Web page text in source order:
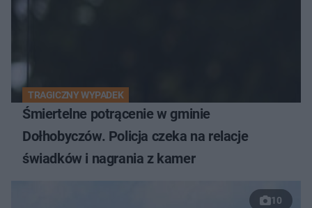
TRAGICZNY WYPADEK
Śmiertelne potrącenie w gminie
Dołhobyczów. Policja czeka na relacje
świadków i nagrania z kamer
10